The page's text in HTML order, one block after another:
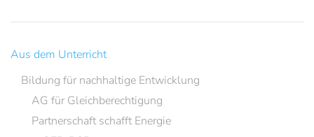
Aus dem Unterricht
Bildung für nachhaltige Entwicklung
AG für Gleichberechtigung
Partnerschaft schafft Energie